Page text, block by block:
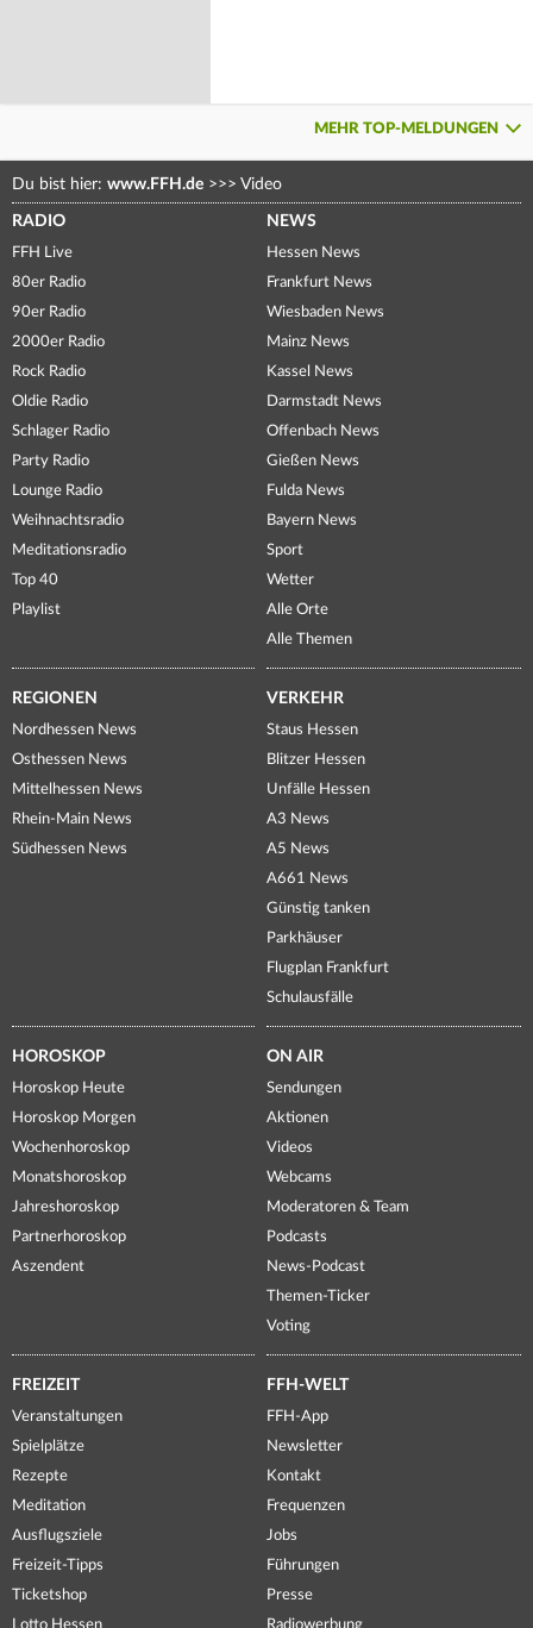
MEHR TOP-MELDUNGEN
Du bist hier: www.FFH.de >>> Video
RADIO
FFH Live
80er Radio
90er Radio
2000er Radio
Rock Radio
Oldie Radio
Schlager Radio
Party Radio
Lounge Radio
Weihnachtsradio
Meditationsradio
Top 40
Playlist
NEWS
Hessen News
Frankfurt News
Wiesbaden News
Mainz News
Kassel News
Darmstadt News
Offenbach News
Gießen News
Fulda News
Bayern News
Sport
Wetter
Alle Orte
Alle Themen
REGIONEN
Nordhessen News
Osthessen News
Mittelhessen News
Rhein-Main News
Südhessen News
VERKEHR
Staus Hessen
Blitzer Hessen
Unfälle Hessen
A3 News
A5 News
A661 News
Günstig tanken
Parkhäuser
Flugplan Frankfurt
Schulausfälle
HOROSKOP
Horoskop Heute
Horoskop Morgen
Wochenhoroskop
Monatshoroskop
Jahreshoroskop
Partnerhoroskop
Aszendent
ON AIR
Sendungen
Aktionen
Videos
Webcams
Moderatoren & Team
Podcasts
News-Podcast
Themen-Ticker
Voting
FREIZEIT
Veranstaltungen
Spielplätze
Rezepte
Meditation
Ausflugsziele
Freizeit-Tipps
Ticketshop
Lotto Hessen
FFH-WELT
FFH-App
Newsletter
Kontakt
Frequenzen
Jobs
Führungen
Presse
Radiowerbung